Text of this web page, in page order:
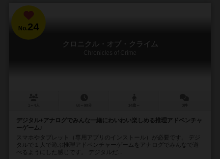
No.24
クロニクル・オブ・クライム
Chronicles of Crime
デジタル+アナログでみんな一緒にわいわい楽しめる推理アドベンチャ
ーゲーム♪
スマホやタブレット（専用アプリのインストール）が必要です。 デジ
タルで１人で遊ぶ推理アドベンチャーゲームをアナログでみんなで遊
べるようにした感じです。 デジタルだ...